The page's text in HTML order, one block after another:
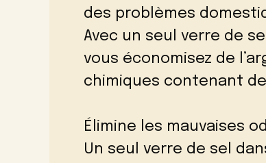
des problèmes
Avec un seul verre de
vous économisez de
chimiques contenant
Élimine les mauvaises
Un seul verre de sel